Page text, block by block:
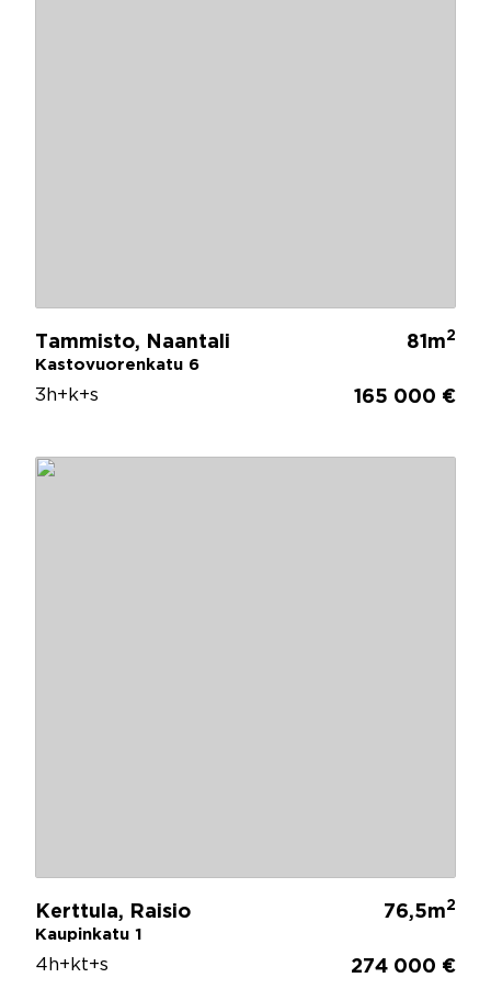
Tammisto, Naantali
Kastovuorenkatu 6
81m2
3h+k+s 165 000 €
Kerttula, Raisio
Kaupinkatu 1
76,5m2
4h+kt+s 274 000 €